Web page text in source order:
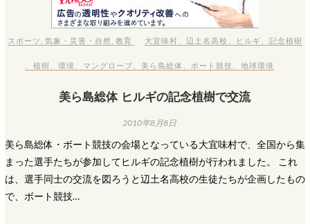
スポーツ 気象・災害・自然 教育 大宜味村 辺土名高校 ヒルギ 記念植樹
、植樹 、環境 マングローブ 美ら島総体 ボート競技 、地球環境
美ら島総体 ヒルギの記念植樹で交流
2010年8月8日
美ら島総体・ボート競技の会場となっている大宜味村で、全国から集
まった選手たちが参加してヒルギの記念植樹が行われました。 これ
は、選手同士の交流を図ろうと辺土名高校の生徒たちが企画したもの
で、ボート競技…